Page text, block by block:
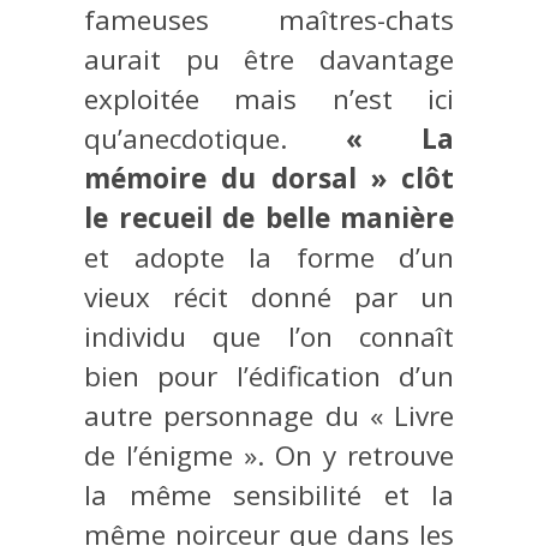
fameuses maîtres-chats
aurait pu être davantage
exploitée mais n’est ici
qu’anecdotique.
« La
mémoire du dorsal » clôt
le recueil de belle manière
et adopte la forme d’un
vieux récit donné par un
individu que l’on connaît
bien pour l’édification d’un
autre personnage du « Livre
de l’énigme ». On y retrouve
la même sensibilité et la
même noirceur que dans les